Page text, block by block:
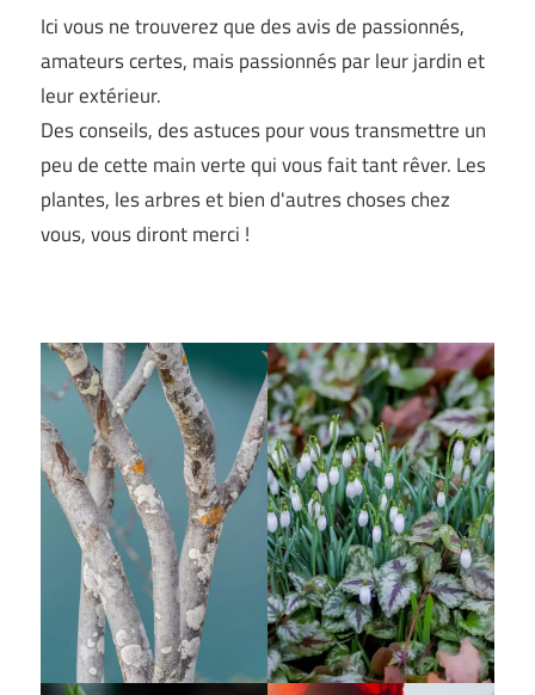
Ici vous ne trouverez que des avis de passionnés,
amateurs certes, mais passionnés par leur jardin et
leur extérieur.
Des conseils, des astuces pour vous transmettre un
peu de cette main verte qui vous fait tant rêver. Les
plantes, les arbres et bien d'autres choses chez
vous, vous diront merci !